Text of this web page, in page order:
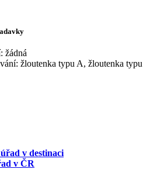
žádná
žloutenka typu A, žloutenka typu
v destinaci
v ČR